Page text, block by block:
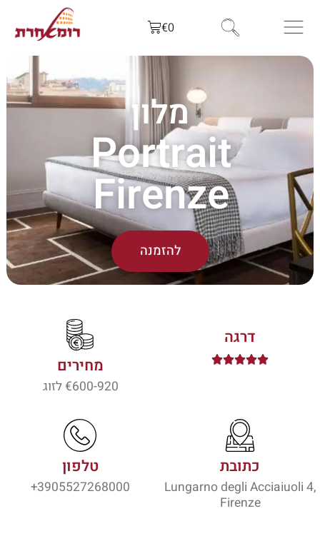
€0
מלון
Portrait
Firenze
להזמנה
דרגה




 מחירים
600-920€ לזוג
כתובת
Lungarno degli Acciaiuoli 4,
Firenze
טלפון
3905527268000+